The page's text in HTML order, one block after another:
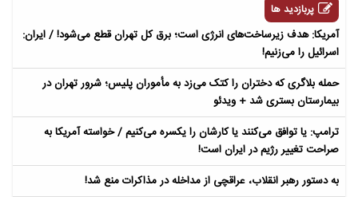
پربازدید ها
آمریکا: هدف زیرساخت‌های انرژی است؛ برق کل تهران قطع می‌شود! / ایران:
اسرائیل را می‌زنیم!
حمله بلاگری که دختران را کتک می‌زد به مأموران پلیس؛ شرور تهران در
بیمارستان بستری شد + ویدئو
ترامپ: یا توافق می‌کنند یا کارشان را یکسره می‌کنیم / خواسته آمریکا به
صراحت تغییر رژیم در ایران است!
به دستور رهبر انقلاب، عراقچی از مداخله در مذاکرات منع شد!